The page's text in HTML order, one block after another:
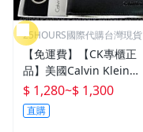
25HOURS國際代購台灣現貨
【免運費】【CK專櫃正
品】美國Calvin Klein零
錢袋短皮夾+鑰匙圈二件
式禮盒組◎附美國專櫃購
買證明
$ 1,280~$ 1,300
直購